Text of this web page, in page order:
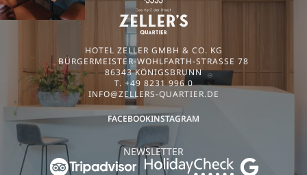
HOTEL ZELLER GMBH & CO. KG
BÜRGERMEISTER-WOHLFARTH-STRASSE 78
86343 KÖNIGSBRUNN
T. +49 8231 996 0
INFO@ZELLERS-QUARTIER.DE
FACEBOOKINSTAGRAM
NEWSLETTER